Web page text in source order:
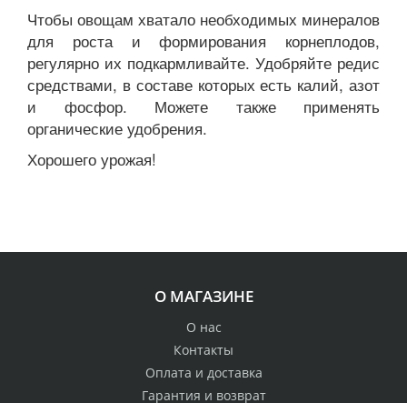
Чтобы овощам хватало необходимых минералов
для роста и формирования корнеплодов,
регулярно их подкармливайте. Удобряйте редис
средствами, в составе которых есть калий, азот
и фосфор. Можете также применять
органические удобрения.
Хорошего урожая!
О МАГАЗИНЕ
О нас
Контакты
Оплата и доставка
Гарантия и возврат